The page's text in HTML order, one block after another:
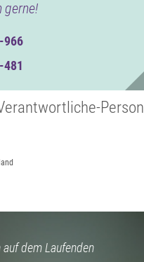
gerne!
966
Person
dem Laufenden